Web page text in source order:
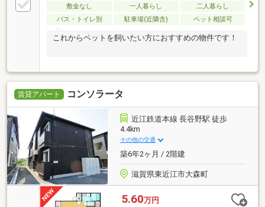
敷金なし 一人暮らし
二人暮らし
バス・トイレ別
駐車場(近隣含) ペット相談可
これからペットを飼いたい方におすすめの物件です！
賃貸アパート コンソラータ
近江鉄道本線 長谷野駅 徒歩
4.4km
その他の交通
築6年2ヶ月 / 2階建
滋賀県東近江市大森町
5.60万円